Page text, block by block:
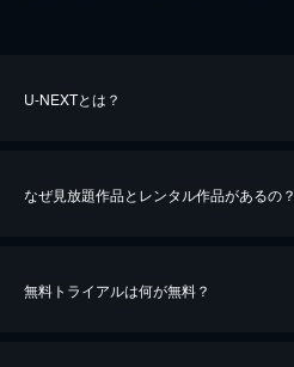
U-NEXTとは？
なぜ見放題作品とレンタル作品があるの？
無料トライアルは何が無料？